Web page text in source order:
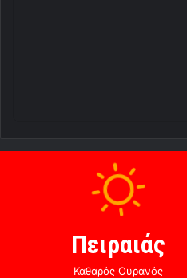
Πειραιάς
Καθαρός Ουρανός